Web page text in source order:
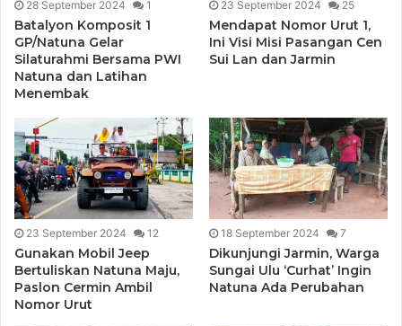
28 September 2024 1
Batalyon Komposit 1
GP/Natuna Gelar
Silaturahmi Bersama PWI
Natuna dan Latihan
Menembak
23 September 2024 25
Mendapat Nomor Urut 1,
Ini Visi Misi Pasangan Cen
Sui Lan dan Jarmin
23 September 2024 12
Gunakan Mobil Jeep
Bertuliskan Natuna Maju,
Paslon Cermin Ambil
Nomor Urut
18 September 2024 7
Dikunjungi Jarmin, Warga
Sungai Ulu ‘Curhat’ Ingin
Natuna Ada Perubahan